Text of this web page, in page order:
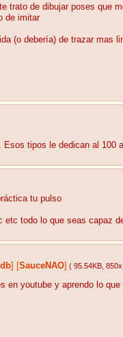
trato de dibujar poses que
de imitar
(o debería) de trazar mas
tipos le dedican al 100
tu pulso
etc todo lo que seas capaz
] [SauceNAO] ( 95.54KB ,
en youtube y aprendo lo que